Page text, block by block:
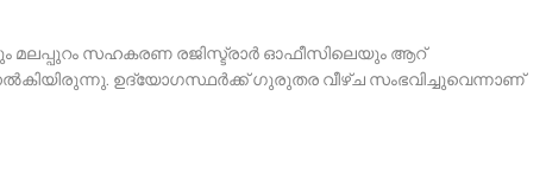
മലപ്പുറം സഹകരണ രജിസ്ട്രാര്‍ ഓഫീസിലെയും ആറ്
ഉദ്യോഗസ്ഥര്‍ക്ക് ഗുരുതര വീഴ്ച സംഭവിച്ചുവെന്നാണ്